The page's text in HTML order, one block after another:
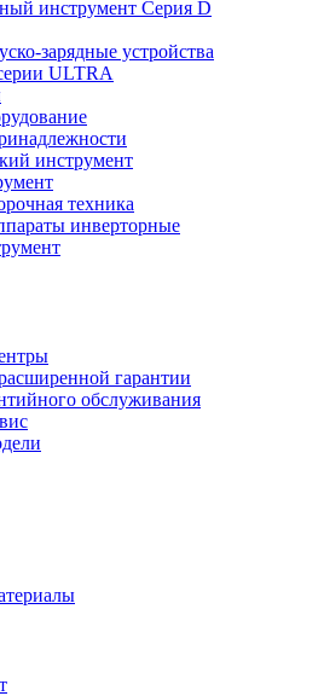
инструмент Серия D
зарядные устройства
ULTRA
инструмент
техника
инверторные
гарантии
обслуживания